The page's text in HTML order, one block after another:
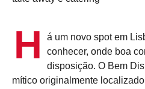
H
á um novo spot em
conhecer, onde boa
disposição. O Bem
mítico originalmente